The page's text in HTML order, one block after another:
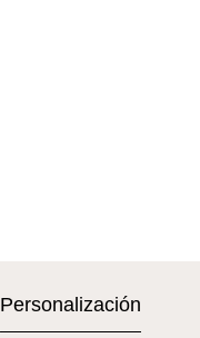
Personalización